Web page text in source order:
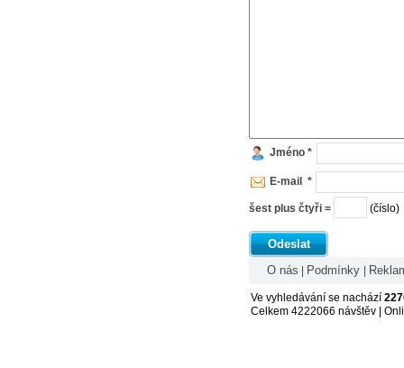
Jméno *
E-mail *
šest plus čtyři = (číslo)
Odeslat
O nás
Podmínky
Ve vyhledávání se nachází
Celkem 4222066 návštěv |